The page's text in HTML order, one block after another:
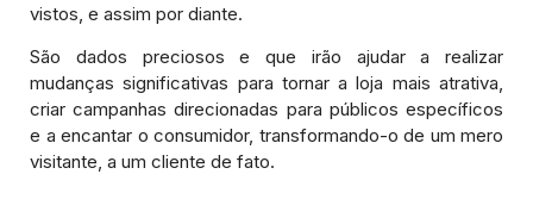
vistos, e assim por diante.
São dados preciosos e que irão ajudar a realizar
mudanças significativas para tornar a loja mais atrativa,
criar campanhas direcionadas para públicos específicos
e a encantar o consumidor, transformando-o de um mero
visitante, a um cliente de fato.